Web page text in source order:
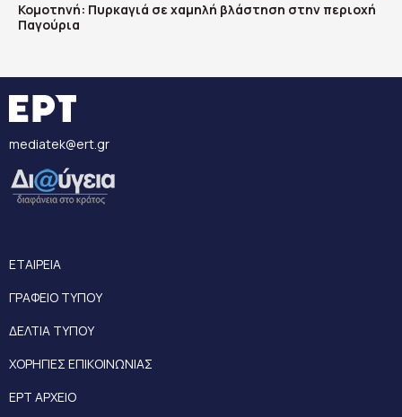
Κομοτηνή: Πυρκαγιά σε χαμηλή βλάστηση στην περιοχή
Παγούρια
mediatek@ert.gr
ΕΤΑΙΡΕΙΑ
ΓΡΑΦΕΙΟ ΤΥΠΟΥ
ΔΕΛΤΙΑ ΤΥΠΟΥ
ΧΟΡΗΓΙΕΣ ΕΠΙΚΟΙΝΩΝΙΑΣ
ΕΡΤ ΑΡΧΕΙΟ